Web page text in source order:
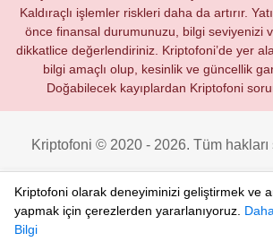
Kaldıraçlı işlemler riskleri daha da artırır.
önce finansal durumunuzu, bilgi seviyenizi
dikkatlice değerlendiriniz. Kriptofoni’de yer
bilgi amaçlı olup, kesinlik ve güncellik
Doğabilecek kayıplardan Kriptofoni
Kriptofoni © 2020 - 2026. Tüm hakları
Kriptofoni olarak deneyiminizi geliştirmek ve
yapmak için çerezlerden yararlanıyoruz.
Bilgi